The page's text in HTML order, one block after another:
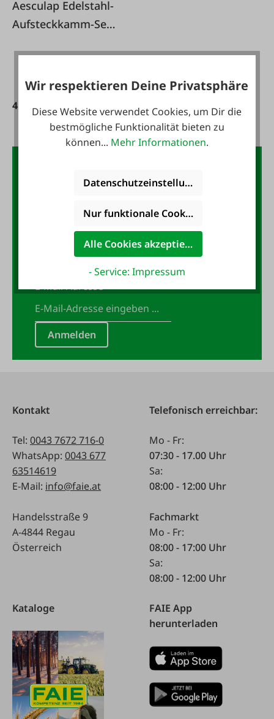
Aesculap Edelstahl-
Aufsteckkamm-Set
41,35 €* 45,95 €*
10,- Gutschein
anmelden und 10,- Gutschein
sichern!
E-Mail-Adresse*
Anmelden
Kontakt
Tel: 0043 7672 716-0
WhatsApp: 0043 677
63514619
E-Mail: info@faie.at
Handelsstraße 9
A-4844 Regau
Österreich
Telefonisch erreichbar:
Mo - Fr:
07:30 - 17.00 Uhr
Sa:
08:00 - 12:00 Uhr
Fachmarkt
Mo - Fr:
08:00 - 17:00 Uhr
Sa:
08:00 - 12:00 Uhr
Kataloge
FAIE App
herunterladen
Wir respektieren Deine Privatsphäre
Diese Website verwendet Cookies, um Dir die
bestmögliche Funktionalität bieten zu
können... Mehr Informationen.
Datenschutzeinstellungen
Nur funktionale Cookies akzeptieren
Alle Cookies akzeptieren
- Service: Impressum